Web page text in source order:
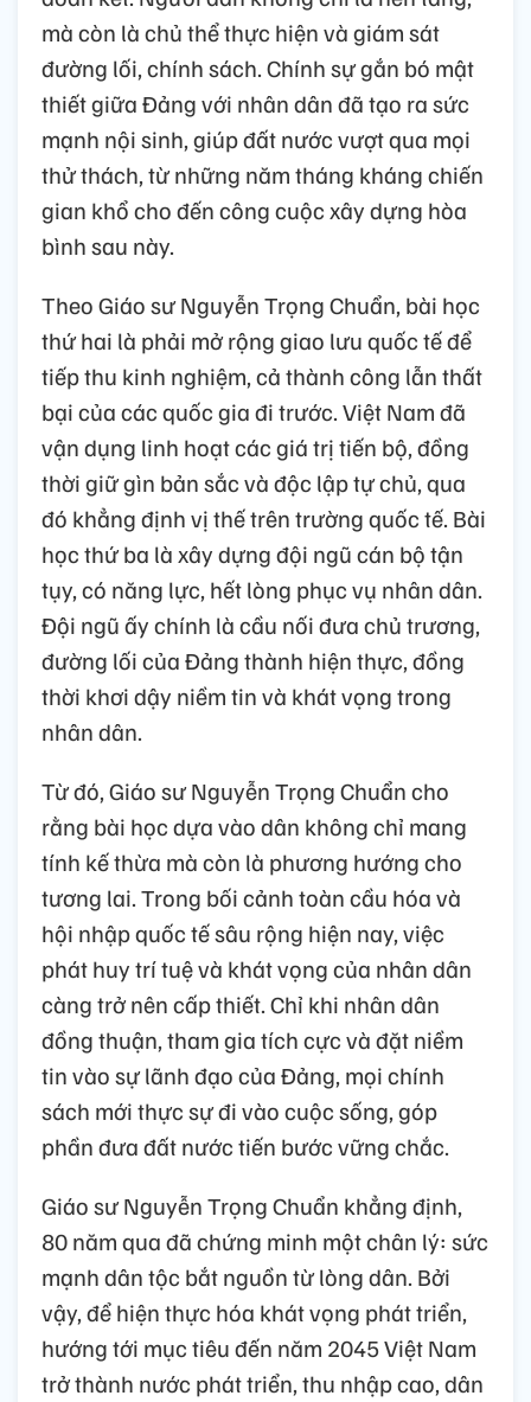
mà còn là chủ thể thực hiện và giám sát
đường lối, chính sách. Chính sự gắn bó mật
thiết giữa Đảng với nhân dân đã tạo ra sức
mạnh nội sinh, giúp đất nước vượt qua mọi
thử thách, từ những năm tháng kháng chiến
gian khổ cho đến công cuộc xây dựng hòa
bình sau này.
Theo Giáo sư Nguyễn Trọng Chuẩn, bài học
thứ hai là phải mở rộng giao lưu quốc tế để
tiếp thu kinh nghiệm, cả thành công lẫn thất
bại của các quốc gia đi trước. Việt Nam đã
vận dụng linh hoạt các giá trị tiến bộ, đồng
thời giữ gìn bản sắc và độc lập tự chủ, qua
đó khẳng định vị thế trên trường quốc tế. Bài
học thứ ba là xây dựng đội ngũ cán bộ tận
tụy, có năng lực, hết lòng phục vụ nhân dân.
Đội ngũ ấy chính là cầu nối đưa chủ trương,
đường lối của Đảng thành hiện thực, đồng
thời khơi dậy niềm tin và khát vọng trong
nhân dân.
Từ đó, Giáo sư Nguyễn Trọng Chuẩn cho
rằng bài học dựa vào dân không chỉ mang
tính kế thừa mà còn là phương hướng cho
tương lai. Trong bối cảnh toàn cầu hóa và
hội nhập quốc tế sâu rộng hiện nay, việc
phát huy trí tuệ và khát vọng của nhân dân
càng trở nên cấp thiết. Chỉ khi nhân dân
đồng thuận, tham gia tích cực và đặt niềm
tin vào sự lãnh đạo của Đảng, mọi chính
sách mới thực sự đi vào cuộc sống, góp
phần đưa đất nước tiến bước vững chắc.
Giáo sư Nguyễn Trọng Chuẩn khẳng định,
80 năm qua đã chứng minh một chân lý: sức
mạnh dân tộc bắt nguồn từ lòng dân. Bởi
vậy, để hiện thực hóa khát vọng phát triển,
hướng tới mục tiêu đến năm 2045 Việt Nam
trở thành nước phát triển, thu nhập cao, dân